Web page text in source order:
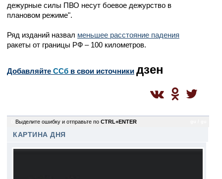
дежурные силы ПВО несут боевое дежурство в
плановом режиме".
Ряд изданий назвал меньшее расстояние падения
ракеты от границы РФ – 100 километров.
Добавляйте CСб в свои источники дзен
Выделите ошибку и отправьте по CTRL+ENTER
КАРТИНА ДНЯ